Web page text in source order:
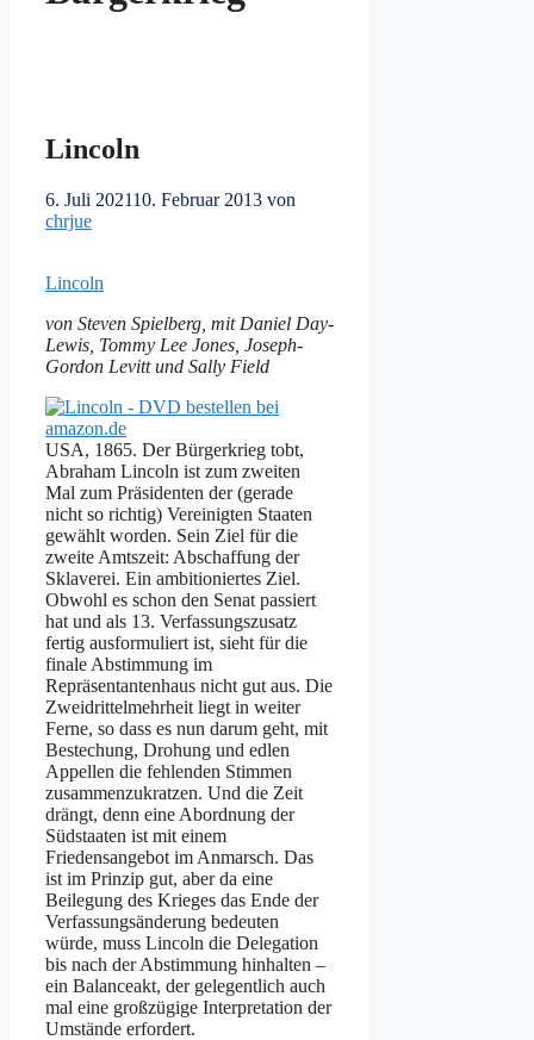
Lincoln
6. Juli 202110. Februar 2013 von
chrjue
Lincoln
von Steven Spielberg, mit Daniel Day-
Lewis, Tommy Lee Jones, Joseph-
Gordon Levitt und Sally Field
USA, 1865. Der Bürgerkrieg tobt,
Abraham Lincoln ist zum zweiten
Mal zum Präsidenten der (gerade
nicht so richtig) Vereinigten Staaten
gewählt worden. Sein Ziel für die
zweite Amtszeit: Abschaffung der
Sklaverei. Ein ambitioniertes Ziel.
Obwohl es schon den Senat passiert
hat und als 13. Verfassungszusatz
fertig ausformuliert ist, sieht für die
finale Abstimmung im
Repräsentantenhaus nicht gut aus. Die
Zweidrittelmehrheit liegt in weiter
Ferne, so dass es nun darum geht, mit
Bestechung, Drohung und edlen
Appellen die fehlenden Stimmen
zusammenzukratzen. Und die Zeit
drängt, denn eine Abordnung der
Südstaaten ist mit einem
Friedensangebot im Anmarsch. Das
ist im Prinzip gut, aber da eine
Beilegung des Krieges das Ende der
Verfassungsänderung bedeuten
würde, muss Lincoln die Delegation
bis nach der Abstimmung hinhalten –
ein Balanceakt, der gelegentlich auch
mal eine großzügige Interpretation der
Umstände erfordert.